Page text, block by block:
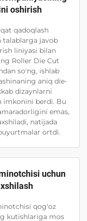
oshirish
qadoqlash
talablarga javob
liniyasi bilan
Roller Die Cut
so'ng, ishlab
aniq die-
dizaynlarni
imkonini berdi. Bu
emas,
natijada
ortdi.
uchun
qog'oz
kutishlariga mos